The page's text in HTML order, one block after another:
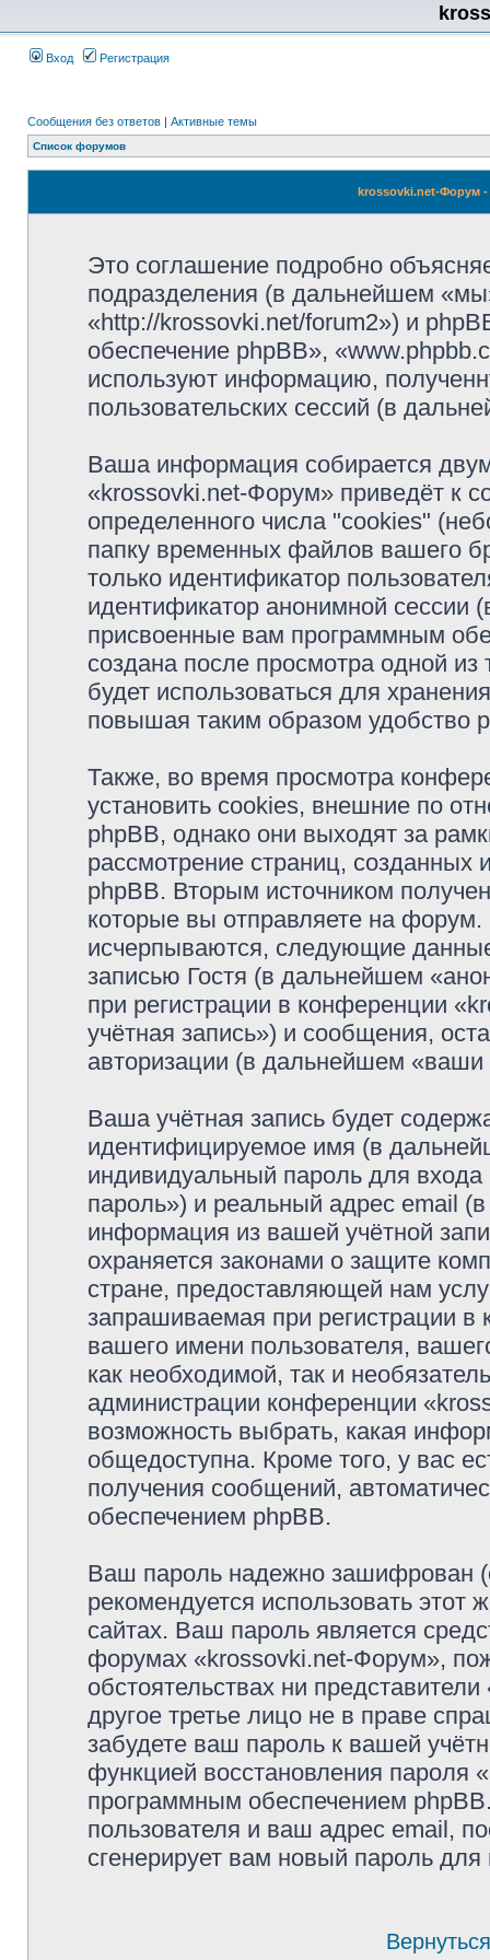
Вход Регистрация
Сообщения без ответов | Активные темы
Список форумов
krossovki.net-Форум
Это соглашение подробно
подразделения (в дальнейшем
«http://krossovki.net/forum2») и
обеспечение phpBB»,
используют информацию,
пользовательских сессий (в
Ваша информация собирается
«krossovki.net-Форум» приведёт к
определенного числа "cookies"
папку временных файлов вашего
только идентификатор
идентификатор анонимной сессии
присвоенные вам программным
создана после просмотра одной
будет использоваться для
повышая таким образом удобство
Также, во время просмотра
установить cookies, внешние по
phpBB, однако они выходят за
рассмотрение страниц,
phpBB. Вторым источником
которые вы отправляете на
исчерпываются, следующие
записью Гостя (в дальнейшем
при регистрации в конференции
учётная запись») и сообщения,
авторизации (в дальнейшем
Ваша учётная запись будет
идентифицируемое имя (в
индивидуальный пароль для
пароль») и реальный адрес email
информация из вашей учётной
охраняется законами о защите
стране, предоставляющей нам
запрашиваемая при регистрации
вашего имени пользователя,
как необходимой, так и
администрации конференции
возможность выбрать, какая
общедоступна. Кроме того, у вас
получения сообщений,
обеспечением phpBB.
Ваш пароль надежно зашифрован
рекомендуется использовать этот
сайтах. Ваш пароль является
форумах «krossovki.net-Форум»,
обстоятельствах ни
другое третье лицо не в праве
забудете ваш пароль к вашей
функцией восстановления пароля
программным обеспечением
пользователя и ваш адрес email,
сгенерирует вам новый пароль